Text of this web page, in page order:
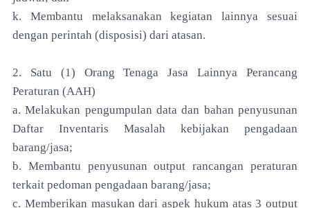
k. Membantu melaksanakan kegiatan lainnya sesuai
dengan perintah (disposisi) dari atasan.
2. Satu (1) Orang Tenaga Jasa Lainnya Perancang
Peraturan (AAH)
a. Melakukan pengumpulan data dan bahan penyusunan
Daftar Inventaris Masalah kebijakan pengadaan
barang/jasa;
b. Membantu penyusunan output rancangan peraturan
terkait pedoman pengadaan barang/jasa;
c. Memberikan masukan dari aspek hukum atas 3 output